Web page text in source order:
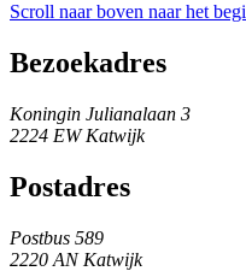
Scroll naar boven naar het
Bezoekadres
Koningin Julianalaan 3
2224 EW Katwijk
Postadres
Postbus 589
2220 AN Katwijk